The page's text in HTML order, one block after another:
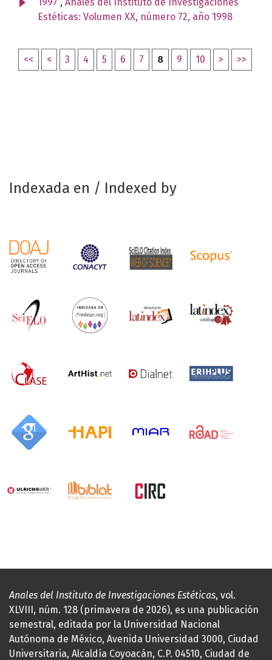
Estéticas: Volumen XX, número 72, año 1998
<< < 3 4 5 6 7 8 9 10 > >>
Indexada en / Indexed by
Anales del Instituto de Investigaciones Estéticas, vol.
XLVIII, núm. 128 (primavera de 2026), es una publicación
semestral, editada por la Universidad Nacional
Autónoma de México, Avenida Universidad 3000, Ciudad
Universitaria, Alcaldía Coyoacán, C.P. 04510, Ciudad de